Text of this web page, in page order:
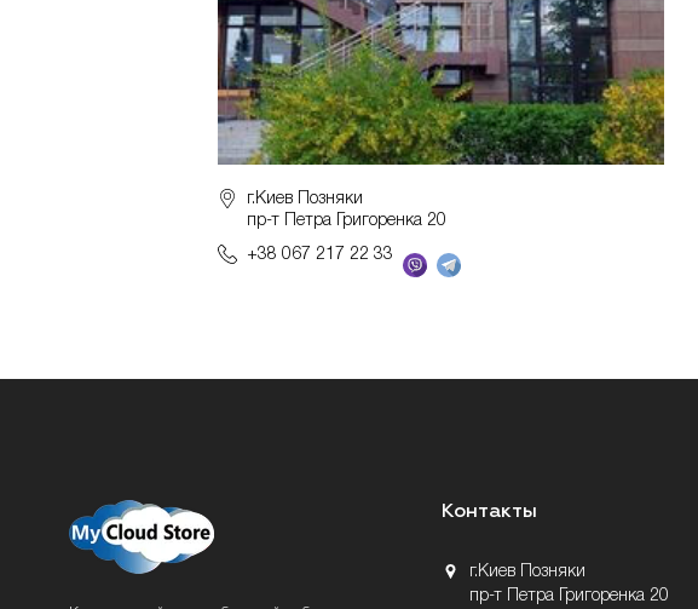
г.Киев Позняки
пр-т Петра Григоренка 20
+38 067 217 22 33
Контакты
г.Киев Позняки
пр-т Петра Григоренка 20